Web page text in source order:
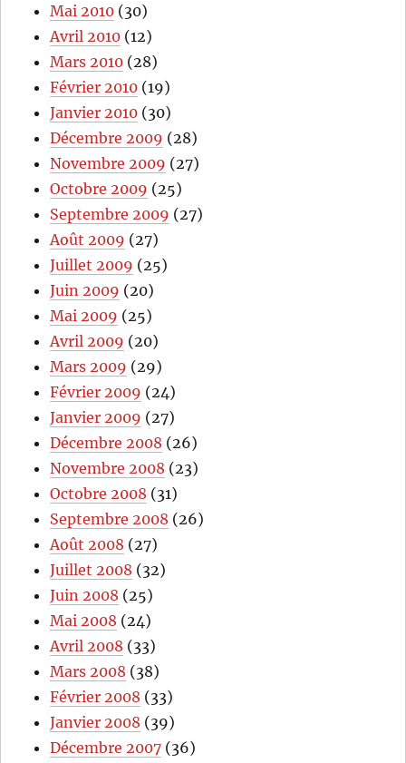
Mai 2010 (30)
Avril 2010 (12)
Mars 2010 (28)
Février 2010 (19)
Janvier 2010 (30)
Décembre 2009 (28)
Novembre 2009 (27)
Octobre 2009 (25)
Septembre 2009 (27)
Août 2009 (27)
Juillet 2009 (25)
Juin 2009 (20)
Mai 2009 (25)
Avril 2009 (20)
Mars 2009 (29)
Février 2009 (24)
Janvier 2009 (27)
Décembre 2008 (26)
Novembre 2008 (23)
Octobre 2008 (31)
Septembre 2008 (26)
Août 2008 (27)
Juillet 2008 (32)
Juin 2008 (25)
Mai 2008 (24)
Avril 2008 (33)
Mars 2008 (38)
Février 2008 (33)
Janvier 2008 (39)
Décembre 2007 (36)